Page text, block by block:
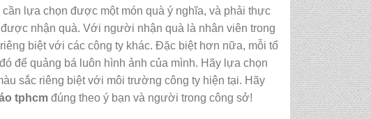
lựa chọn được một món quà ý nghĩa, và phải thực
nhận quà. Với người nhận quà là nhân viên trong
biệt với các công ty khác. Đặc biệt hơn nữa, mỗi tổ
để quảng bá luôn hình ảnh của mình. Hãy lựa chọn
sắc riêng biệt với môi trường công ty hiện tại. Hãy
tphcmđúng theo ý bạn và người trong công sở!